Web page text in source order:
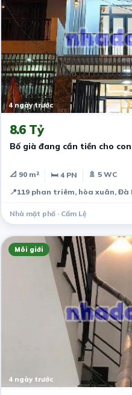
4 ngày trước
8.6 Tỷ
Bố già đang cần tiền cho
📐 90 m² 🛏 4 PN
🚿 5 WC
📍119 phan triêm, hòa xuân, Đà
Nhà mặt phố · Cẩm Lệ
Môi giới
4 ngày trước